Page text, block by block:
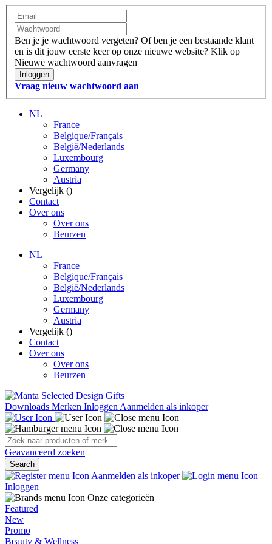
Ben je je wachtwoord vergeten? Of ben je een bestaande klant
en is dit jouw eerste keer op onze nieuwe website? Klik op
Nieuwe wachtwoord aanvragen
Inloggen
Vraag nieuw wachtwoord aan
NL
France
Belgique/Français
België/Nederlands
Luxembourg
Germany
Austria
Vergelijk ()
Contact
Over ons
Over ons
Beurzen
NL
France
Belgique/Français
België/Nederlands
Luxembourg
Germany
Austria
Vergelijk ()
Contact
Over ons
Over ons
Beurzen
Downloads Merken Inloggen Aanmelden als inkoper
Geavanceerd zoeken
Search
Aanmelden als inkoper
Inloggen
Onze categorieën
Featured
New
Promo
Beauty & Wellness